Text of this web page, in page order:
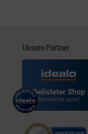
Unsere Partner